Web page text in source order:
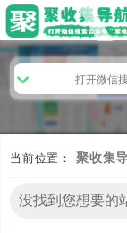
当前位置： 聚收集